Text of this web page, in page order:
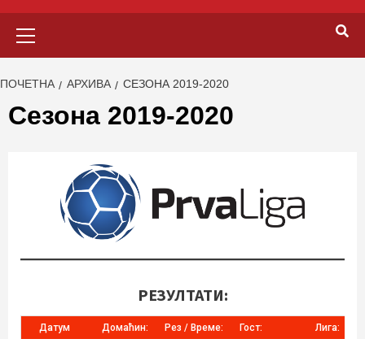
ПОЧЕТНА АРХИВА СЕЗОНА 2019-2020
Сезона 2019-2020
РЕЗУЛТАТИ:
Датум Домаћин: Рез / Време: Гост: Лига: